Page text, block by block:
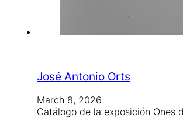
José Antonio Orts
March 8, 2026
Catálogo de la exposición Ones